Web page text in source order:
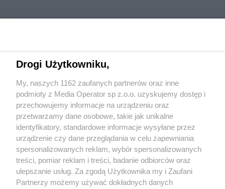
Nie zapomnij
zapoznać się z:
polityką prywatności regulamin korzystania z portali
Twojemiasto
Piekary Śląskie
Chorzów
Skontakuj sięz nami
Kontakt
Wydawca
Drogi Użytkowniku,
My, naszych 1162 zaufanych partnerów oraz inne
podmioty z Media Operator sp z.o.o. uzyskujemy dostęp i
przechowujemy informacje na urządzeniu oraz
przetwarzamy dane osobowe, takie jak unikalne
identyfikatory, standardowe informacje wysyłane przez
urządzenie czy dane przeglądania w celu zapewniania
spersonalizowanych reklam, wybór spersonalizowanych
treści, pomiar reklam i treści, badanie odbiorców oraz
ulepszanie usług. Za zgodą Użytkownika my i Zaufani
Partnerzy możemy używać dokładnych danych